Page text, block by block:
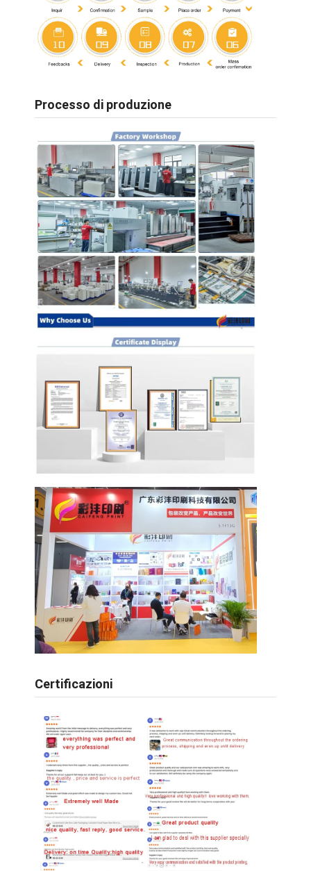
Processo di produzione
Certificazioni